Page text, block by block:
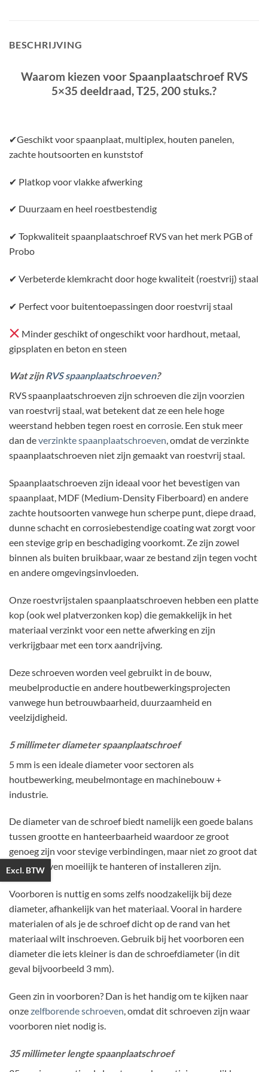
BESCHRIJVING
Waarom kiezen voor Spaanplaatschroef RVS
5×35 deeldraad, T25, 200 stuks.?
✔Geschikt voor spaanplaat, multiplex, houten panelen,
zachte houtsoorten en kunststof
✔ Platkop voor vlakke afwerking
✔ Duurzaam en heel roestbestendig
✔ Topkwaliteit spaanplaatschroef RVS van het merk PGB of
Probo
✔ Verbeterde klemkracht door hoge kwaliteit (roestvrij) staal
✔ Perfect voor buitentoepassingen door roestvrij staal
Minder geschikt of ongeschikt voor hardhout, metaal,
gipsplaten en beton en steen
Wat zijn RVS spaanplaatschroeven?
RVS spaanplaatschroeven zijn schroeven die zijn voorzien
van roestvrij staal, wat betekent dat ze een hele hoge
weerstand hebben tegen roest en corrosie. Een stuk meer
dan deverzinkte spaanplaatschroeven, omdat de verzinkte
spaanplaatschroeven niet zijn gemaakt van roestvrij staal.
Spaanplaatschroeven zijn ideaal voor het bevestigen van
spaanplaat, MDF (Medium-Density Fiberboard) en andere
zachte houtsoorten vanwege hun scherpe punt, diepe draad,
dunne schacht en corrosiebestendige coating wat zorgt voor
een stevige grip en beschadiging voorkomt. Ze zijn zowel
binnen als buiten bruikbaar, waar ze bestand zijn tegen vocht
en andere omgevingsinvloeden.
Onze roestvrijstalen spaanplaatschroeven hebben een platte
kop (ook wel platverzonken kop) die gemakkelijk in het
materiaal verzinkt voor een nette afwerking en zijn
verkrijgbaar met een torx aandrijving.
Deze schroeven worden veel gebruikt in de bouw,
meubelproductie en andere houtbewerkingsprojecten
vanwege hun betrouwbaarheid, duurzaamheid en
veelzijdigheid.
5 millimeter diameter spaanplaatschroef
5 mm is een ideale diameter voor sectoren als
houtbewerking, meubelmontage en machinebouw +
industrie.
De diameter van de schroef biedt namelijk een goede balans
tussen grootte en hanteerbaarheid waardoor ze groot
genoeg zijn voor stevige verbindingen, maar niet zo groot dat
de schroeven moeilijk te hanteren of installeren zijn.
Voorboren is nuttig en soms zelfs noodzakelijk bij deze
diameter, afhankelijk van het materiaal. Vooral in hardere
materialen of als je de schroef dicht op de rand van het
materiaal wilt inschroeven. Gebruik bij het voorboren een
diameter die iets kleiner is dan de schroefdiameter (in dit
geval bijvoorbeeld 3 mm).
Geen zin in voorboren? Dan is het handig om te kijken naar
onzezelfborende schroeven, omdat dit schroeven zijn waar
voorboren niet nodig is.
35 millimeter lengte spaanplaatschroef
Excl. BTW